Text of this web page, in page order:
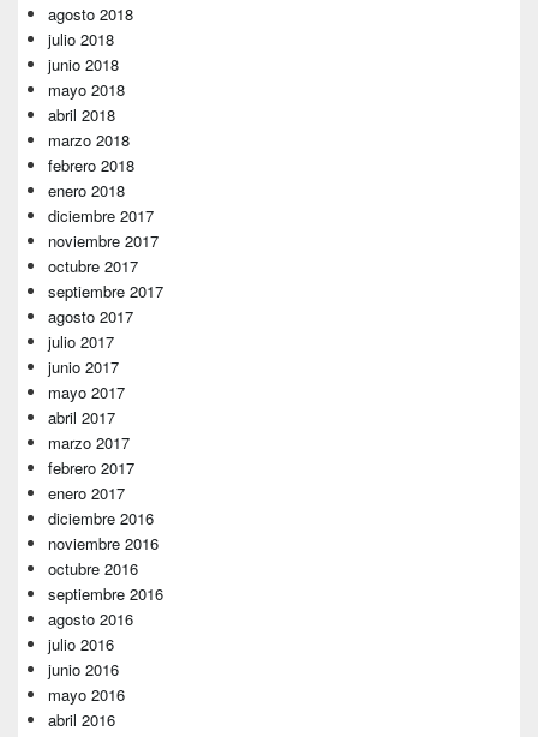
agosto 2018
julio 2018
junio 2018
mayo 2018
abril 2018
marzo 2018
febrero 2018
enero 2018
diciembre 2017
noviembre 2017
octubre 2017
septiembre 2017
agosto 2017
julio 2017
junio 2017
mayo 2017
abril 2017
marzo 2017
febrero 2017
enero 2017
diciembre 2016
noviembre 2016
octubre 2016
septiembre 2016
agosto 2016
julio 2016
junio 2016
mayo 2016
abril 2016